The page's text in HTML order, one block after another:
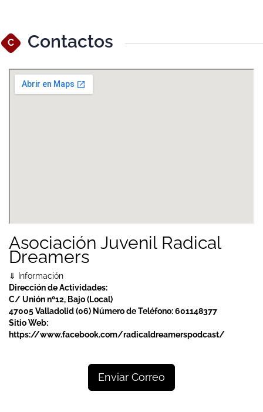
C Contactos
Asociación Juvenil Radical
Dreamers
⇓ Información
Dirección de Actividades:
C/ Unión nº12, Bajo (Local)
47005 Valladolid (06) Número de Teléfono:601148377
Sitio Web:
https://www.facebook.com/radicaldreamerspodcast/
Enviar Correo